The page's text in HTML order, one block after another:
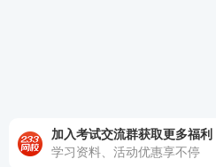
4、已经取得了银行从业证
加入考试交流群获取更多福利
学习资料、活动优惠享不停